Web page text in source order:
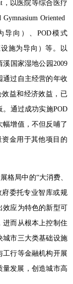
，以医院等综合医疗
Oriented
导向）、POD模式
设施为导向）等。以
国家湿地公园2009
通过自主经营的年收
益和经济效益，已
通过成功实施POD
增值，不但反哺了
金用于其他项目的
格局中的“大消费、
委托专业智库或规
效应为特色的新型可
进而从根本上控制住
城市三大类基础设施
工行等金融机构开展
量发展，创造城市高